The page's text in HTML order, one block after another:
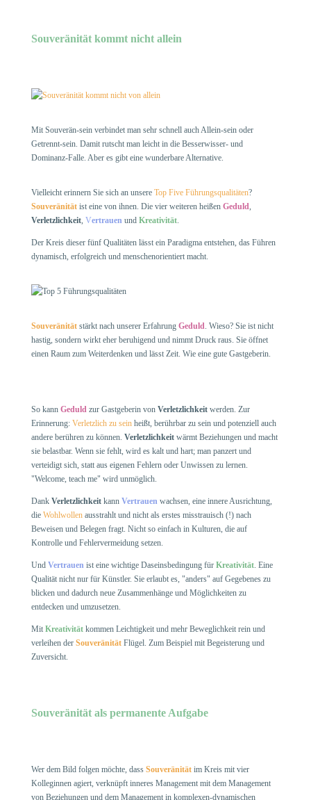
Souveränität kommt nicht allein
Mit Souverän-sein verbindet man sehr schnell auch Allein-sein oder
Getrennt-sein. Damit rutscht man leicht in die Besserwisser- und
Dominanz-Falle. Aber es gibt eine wunderbare Alternative.
Vielleicht erinnern Sie sich an unsere Top Five Führungsqualitäten?
Souveränitätist eine von ihnen. Die vier weiteren heißen Geduld
Verletzlichkeit, Vertrauen und Kreativität.
Der Kreis dieser fünf Qualitäten lässt ein Paradigma entstehen, das Führen
dynamisch, erfolgreich und menschenorientiert macht.
Souveränitätstärkt nach unserer Erfahrung Geduld . Wieso? Sie ist nicht
hastig, sondern wirkt eher beruhigend und nimmt Druck raus. Sie öffnet
einen Raum zum Weiterdenken und lässt Zeit. Wie eine gute Gastgeberin.
So kann Geduld zur Gastgeberin von Verletzlichkeitwerden. Zur
Erinnerung: Verletzlich zu seinheißt, berührbar zu sein und potenziell auch
andere berühren zu können. Verletzlichkeitwärmt Beziehungen und macht
sie belastbar. Wenn sie fehlt, wird es kalt und hart; man panzert und
verteidigt sich, statt aus eigenen Fehlern oder Unwissen zu lernen.
"Welcome, teach me" wird unmöglich.
Dank Verletzlichkeitkann Vertrauen wachsen, eine innere Ausrichtung,
die Wohlwollenausstrahlt und nicht als erstes misstrauisch (!) nach
Beweisen und Belegen fragt. Nicht so einfach in Kulturen, die auf
Kontrolle und Fehlervermeidung setzen.
Und Vertrauen ist eine wichtige Daseinsbedingung für Kreativität. Eine
Qualität nicht nur für Künstler. Sie erlaubt es, "anders" auf Gegebenes zu
blicken und dadurch neue Zusammenhänge und Möglichkeiten zu
entdecken und umzusetzen.
Mit Kreativitätkommen Leichtigkeit und mehr Beweglichkeit rein und
verleihen der SouveränitätFlügel. Zum Beispiel mit Begeisterung und
Zuversicht.
Souveränität als permanente Aufgabe
Wer dem Bild folgen möchte, dass Souveränitätim Kreis mit vier
Kolleginnen agiert, verknüpft inneres Management mit dem Management
von Beziehungen und dem Management in komplexen-dynamischen